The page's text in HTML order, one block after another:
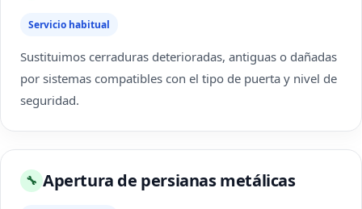
Servicio habitual
Sustituimos cerraduras deterioradas, antiguas o dañadas
por sistemas compatibles con el tipo de puerta y nivel de
seguridad.
🔧 Apertura de persianas metálicas